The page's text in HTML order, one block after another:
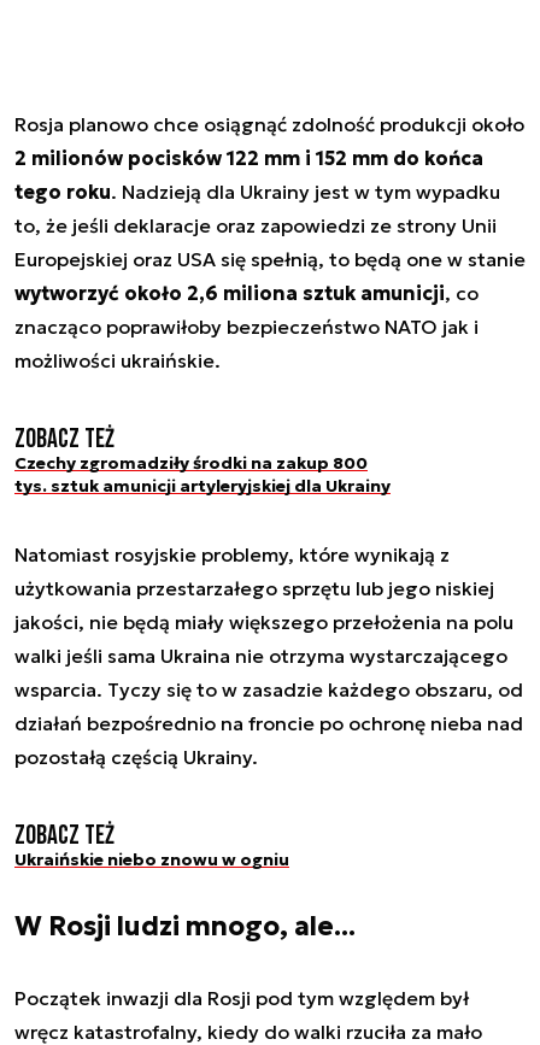
Rosja planowo chce osiągnąć zdolność produkcji około
2 milionów pocisków 122 mm i 152 mm do końca
tego roku. Nadzieją dla Ukrainy jest w tym wypadku
to, że jeśli deklaracje oraz zapowiedzi ze strony Unii
Europejskiej oraz USA się spełnią, to będą one w stanie
wytworzyć około 2,6 miliona sztuk amunicji, co
znacząco poprawiłoby bezpieczeństwo NATO jak i
możliwości ukraińskie.
Zobacz też
Czechy zgromadziły środki na zakup 800
tys. sztuk amunicji artyleryjskiej dla Ukrainy
Natomiast rosyjskie problemy, które wynikają z
użytkowania przestarzałego sprzętu lub jego niskiej
jakości, nie będą miały większego przełożenia na polu
walki jeśli sama Ukraina nie otrzyma wystarczającego
wsparcia. Tyczy się to w zasadzie każdego obszaru, od
działań bezpośrednio na froncie po ochronę nieba nad
pozostałą częścią Ukrainy.
Zobacz też
Ukraińskie niebo znowu w ogniu
W Rosji ludzi mnogo, ale...
Początek inwazji dla Rosji pod tym względem był
wręcz katastrofalny, kiedy do walki rzuciła za mało